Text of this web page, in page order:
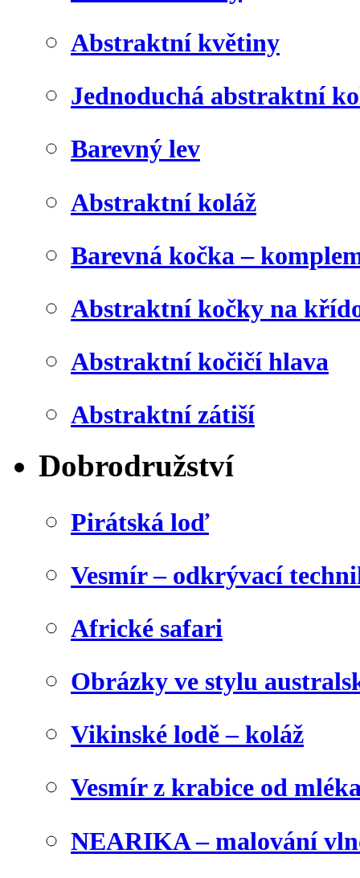
Abstraktní květiny
Jednoduchá abstraktní
Barevný lev
Abstraktní koláž
Barevná kočka –
Abstraktní kočky na
Abstraktní kočičí hlava
Abstraktní zátiší
Dobrodružství
Pirátská loď
Vesmír – odkrývací
Africké safari
Obrázky ve stylu
Vikinské lodě – koláž
Vesmír z krabice od
NEARIKA – malování